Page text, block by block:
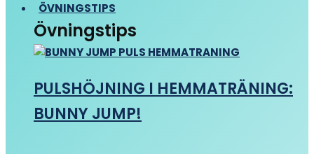
ÖVNINGSTIPS
Övningstips
PULSHÖJNING I HEMMATRÄNING:
BUNNY JUMP!